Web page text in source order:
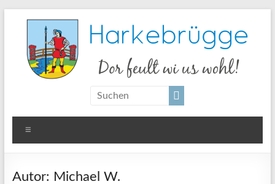
Harkebrügge
Autor: Michael W.